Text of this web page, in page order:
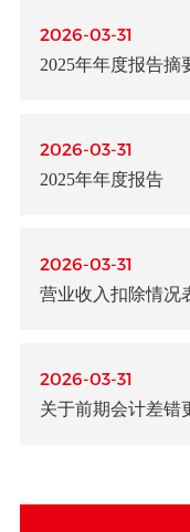
2026-03-31
2025年年度报告摘
2026-03-31
2025年年度报告
2026-03-31
营业收入扣除情况
2026-03-31
关于前期会计差错